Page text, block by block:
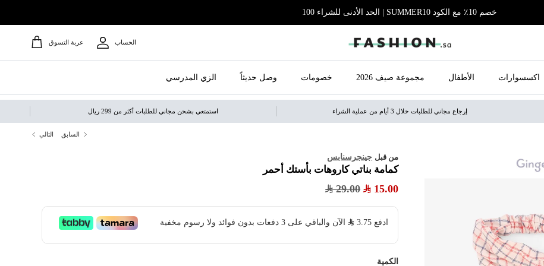
خصم 10٪ مع الكود SUMMER10 | الحد الأدنى للشراء 100
الحساب عربة التسوق
اكسسوارات الأطفال مجموعة صيف 2026 خصومات وصل حديثاً الزي المدرسي
إرجاع مجاني للطلبات خلال 3 أيام من عملية الشراء استمتعي بشحن مجاني للطلبات أكثر من 299 ريال
السابق التالي
من قبل جينجرسنابس
كمامة بناتي كاروهات بأستك أحمر
15.00
29.00
ادفع 3.75 ​ الآن والباقي على 3 دفعات بدون فوائد ولا رسوم مخفية
الكمية